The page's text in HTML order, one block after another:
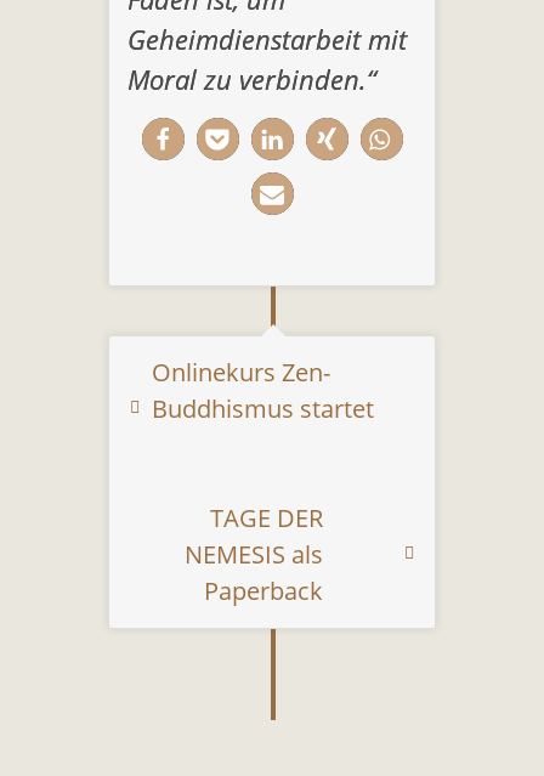
Geheimdienstarbeit mit
Moral zu verbinden.“
Onlinekurs Zen-
Buddhismus startet
TAGE DER
NEMESIS als
Paperback